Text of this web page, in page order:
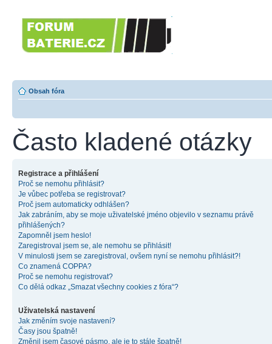
Obsah fóra
Často kladené otázky
Registrace a přihlášení
Proč se nemohu přihlásit?
Je vůbec potřeba se registrovat?
Proč jsem automaticky odhlášen?
Jak zabráním, aby se moje uživatelské jméno objevilo v seznamu právě
přihlášených?
Zapomněl jsem heslo!
Zaregistroval jsem se, ale nemohu se přihlásit!
V minulosti jsem se zaregistroval, ovšem nyní se nemohu přihlásit?!
Co znamená COPPA?
Proč se nemohu registrovat?
Co dělá odkaz „Smazat všechny cookies z fóra“?
Uživatelská nastavení
Jak změním svoje nastavení?
Časy jsou špatně!
Změnil jsem časové pásmo, ale je to stále špatně!